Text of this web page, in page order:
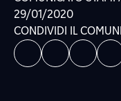
29/01/2020
CONDIVIDI IL